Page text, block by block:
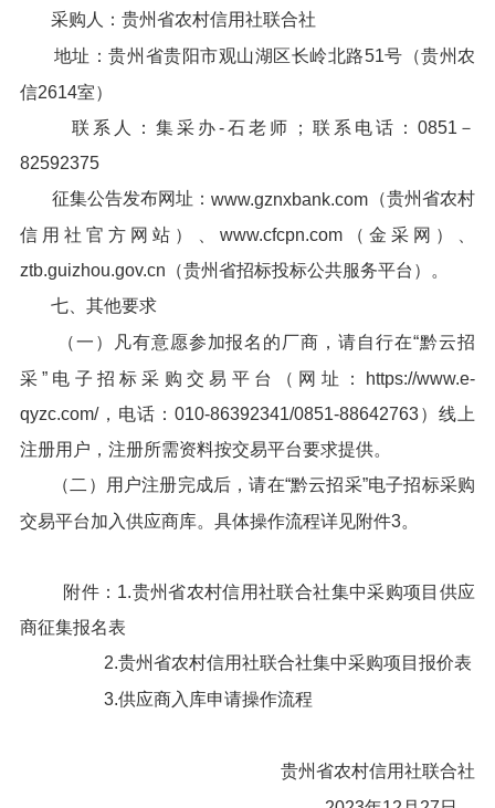
采购人：贵州省农村信用社联合社
地址：贵州省贵阳市观山湖区长岭北路51号（贵州农
信2614室）
联系人：集采办-石老师；联系电话：0851－
82592375
征集公告发布网址：www.gznxbank.com （贵州省农村
信用社官方网站）、www.cfcpn.com（金采网）、
ztb.guizhou.gov.cn（贵州省招标投标公共服务平台）。
七、其他要求
（一）凡有意愿参加报名的厂商，请自行在“黔云招
采”电子招标采购交易平台（网址：https://www.e-
qyzc.com/，电话：010-86392341/0851-88642763）线上
注册用户，注册所需资料按交易平台要求提供。
（二）用户注册完成后，请在“黔云招采”电子招标采购
交易平台加入供应商库。具体操作流程详见附件3。
附件：1.贵州省农村信用社联合社集中采购项目供应
商征集报名表
2.贵州省农村信用社联合社集中采购项目报价表
3.供应商入库申请操作流程
贵州省农村信用社联合社